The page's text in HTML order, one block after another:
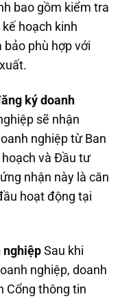
bao gồm kiểm tra
hoạch kinh
phù hợp với
ký doanh
sẽ nhận
nghiệp từ Ban
hoạch và Đầu tư
nhận này là căn
hoạt động tại
nghiệp Sau khi
nghiệp, doanh
Cổng thông tin